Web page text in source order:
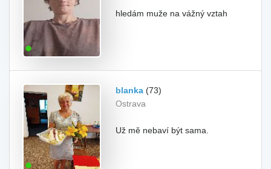
hledám muže na vážný vztah
blanka (73)
Ostrava
Už mě nebaví být sama.